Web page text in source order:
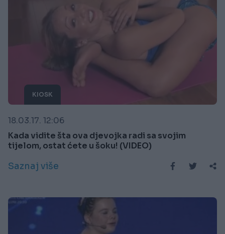
KIOSK
18.03.17. 12:06
Kada vidite šta ova djevojka radi sa svojim
tijelom, ostat ćete u šoku! (VIDEO)
Saznaj više